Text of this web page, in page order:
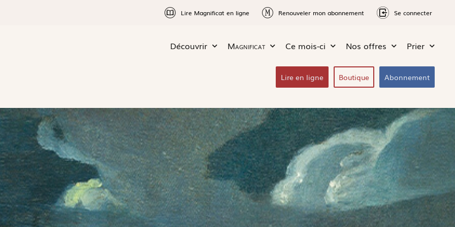
Lire Magnificat en ligne Renouveler mon abonnement Se connecter
Découvrir Magnificat Ce mois-ci Nos offres Prier
Lire en ligne Boutique Abonnement